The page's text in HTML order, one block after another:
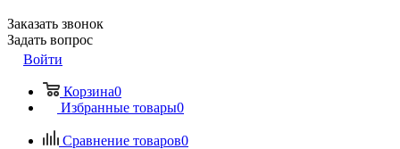
Заказать звонок
Задать вопрос
Войти
Корзина0
Избранные товары0
Сравнение товаров0